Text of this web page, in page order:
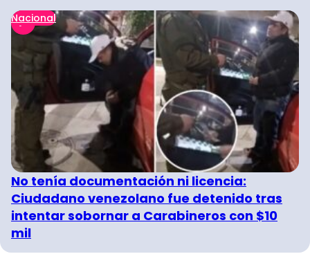
Nacional
No tenía documentación ni licencia:
Ciudadano venezolano fue detenido tras
intentar sobornar a Carabineros con $10
mil